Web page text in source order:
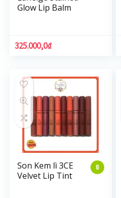
Glow Lip Balm
325.000,0₫
8
Son Kem lì 3CE
Velvet Lip Tint